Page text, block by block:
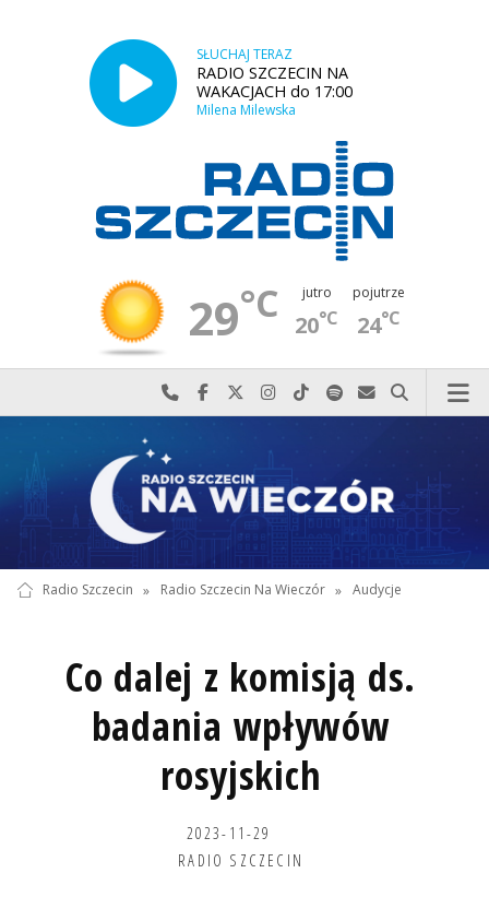
SŁUCHAJ TERAZ
RADIO SZCZECIN NA
WAKACJACH do 17:00
Milena Milewska
29°C jutro
20°C
pojutrze
24°C
Najlepiej po prostu do nas zadzwoń
Odwiedź nas na Facebook-u
Odwiedź nas na X
Odwiedź nas na Instagram-ie
Odwiedź nas na TikTok-u
Szukaj nas na Spotify
Wyślij do nas
Szukaj
Radio Szczecin » Radio Szczecin Na Wieczór » Audycje
Co dalej z komisją ds.
badania wpływów
rosyjskich
2023-11-29
RADIO SZCZECIN